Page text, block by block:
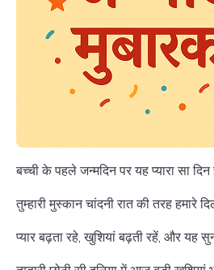
बच्ची के पहले जन्मदिन पर यह प्यारा सा दिन
तुम्हारी मुस्कान चांदनी रात की तरह हमारे
प्यार बढ़ता रहे, खुशियां बढ़ती रहें, और यह